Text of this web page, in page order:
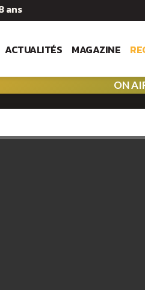
ans
ACTUALITÉS MAGAZINE
ON